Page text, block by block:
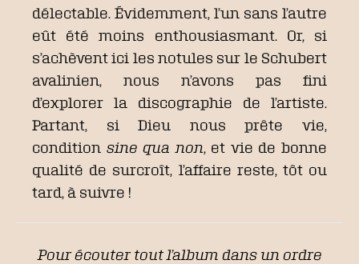
délectable. Évidemment, l’un sans l’autre
eût été moins enthousiasmant. Or, si
s’achèvent ici les notules sur le Schubert
avalinien, nous n’avons pas fini
d’explorer la discographie de l’artiste.
Partant, si Dieu nous prête vie,
condition sine qua non, et vie de bonne
qualité de surcroît, l’affaire reste, tôt ou
tard, à suivre !
Pour écouter tout l’album dans un ordre